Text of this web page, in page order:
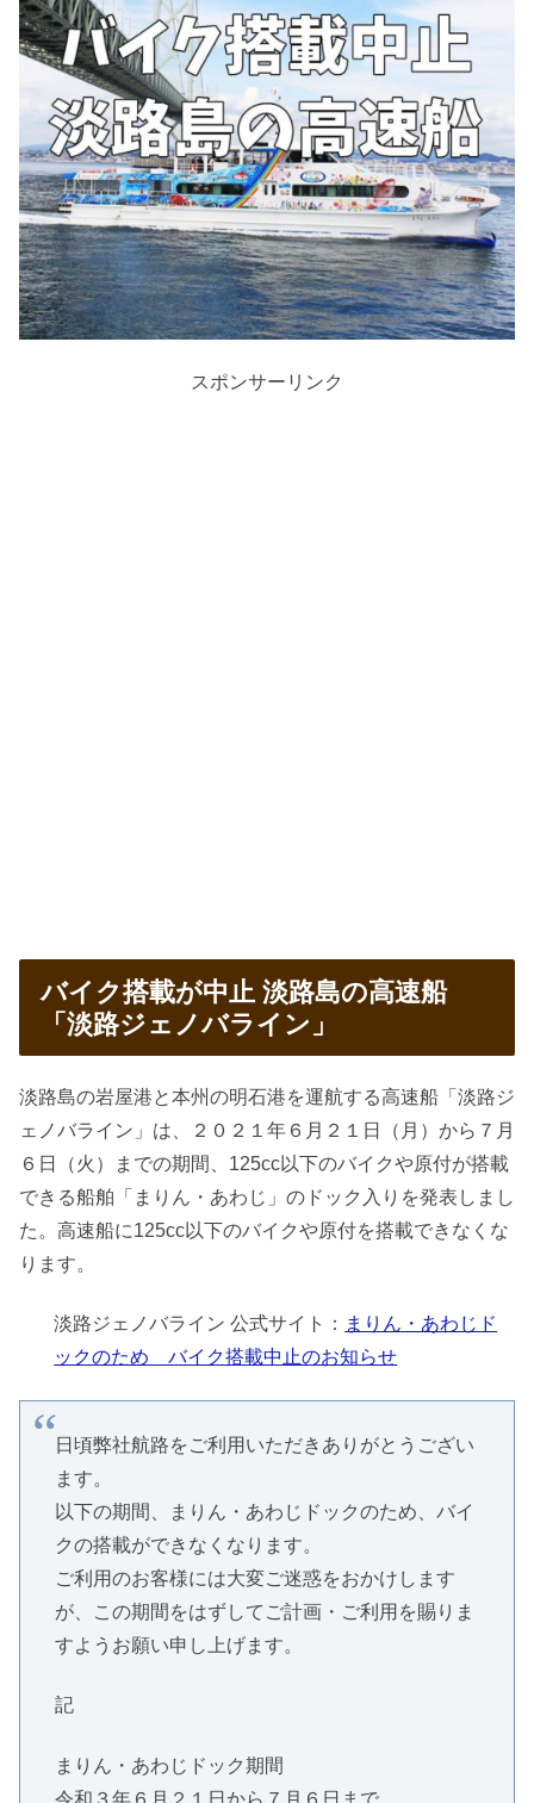
スポンサーリンク
バイク搭載が中止 淡路島の高速船
「淡路ジェノバライン」
淡路島の岩屋港と本州の明石港を運航する高速船「淡路ジ
ェノバライン」は、２０２１年６月２１日（月）から７月
６日（火）までの期間、125cc以下のバイクや原付が搭載
できる船舶「まりん・あわじ」のドック入りを発表しまし
た。高速船に125cc以下のバイクや原付を搭載できなくな
ります。
淡路ジェノバライン 公式サイト： まりん・あわじド
ックのため バイク搭載中止のお知らせ
日頃弊社航路をご利用いただきありがとうござい
ます。
以下の期間、まりん・あわじドックのため、バイ
クの搭載ができなくなります。
ご利用のお客様には大変ご迷惑をおかけします
が、この期間をはずしてご計画・ご利用を賜りま
すようお願い申し上げます。
記
まりん・あわじドック期間
令和３年６月２１日から７月６日まで